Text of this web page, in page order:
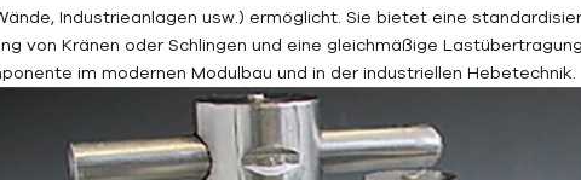
Industrieanlagen usw.) ermöglicht. Sie bietet eine
von Kränen oder Schlingen und eine gleichmäßige
im modernen Modulbau und in der industriellen Hebetechnik.